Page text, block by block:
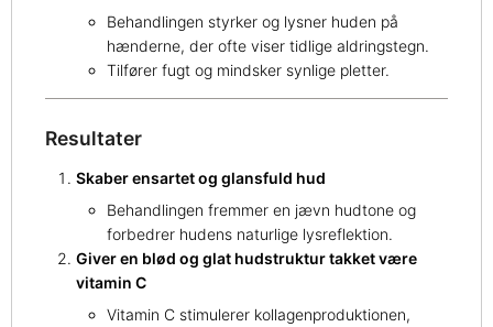
Behandlingen styrker og lysner huden på
hænderne, der ofte viser tidlige aldringstegn.
Tilfører fugt og mindsker synlige pletter.
Resultater
Skaber ensartet og glansfuld hud
Behandlingen fremmer en jævn hudtone og
forbedrer hudens naturlige lysreflektion.
Giver en blød og glat hudstruktur takket være
vitamin C
Vitamin C stimulerer kollagenproduktionen,